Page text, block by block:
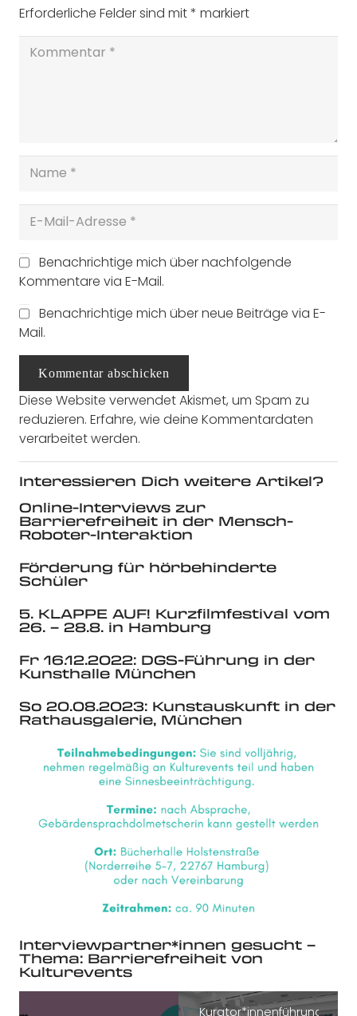
Erforderliche Felder sind mit* markiert
Benachrichtige mich über nachfolgende
Kommentare via E-Mail.
Benachrichtige mich über neue Beiträge via E-
Mail.
Kommentar abschicken
Diese Website verwendet Akismet, um Spam zu
reduzieren. Erfahre, wie deine Kommentardaten
verarbeitet werden.
Interessieren Dich weitere Artikel?
Online-Interviews zur
Barrierefreiheit in der Mensch-
Roboter-Interaktion
Förderung für hörbehinderte
Schüler
5. KLAPPE AUF! Kurzfilmfestival vom
26. – 28.8. in Hamburg
Fr 16.12.2022: DGS-Führung in der
Kunsthalle München
So 20.08.2023: Kunstauskunft in der
Rathausgalerie, München
Interviewpartner*innen gesucht –
Thema: Barrierefreiheit von
Kulturevents
Kurator*innenführung